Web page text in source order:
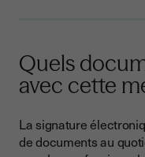
Quels
avec cette
La signature
de documents au